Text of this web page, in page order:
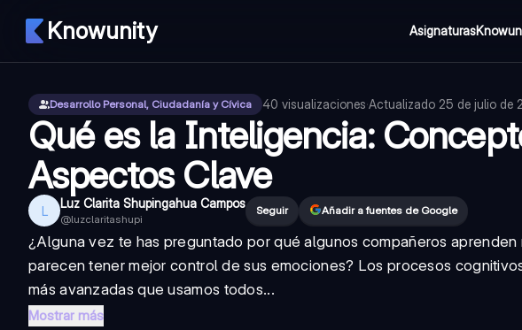
Knowunity Asignaturas
Desarrollo Personal, Ciudadanía y Cívica 40 visualizaciones·Actualizado 25 de julio de
Qué es la Inteligencia:
Aspectos Clave
L Luz Clarita Shupingahua Campos
@luzclaritashupi
Seguir Añadir a fuentes de Google
¿Alguna vez te has preguntado por qué algunos compañeros
parecen tener mejor control de sus emociones? Los procesos
más avanzadas que usamos todos...
Mostrar más